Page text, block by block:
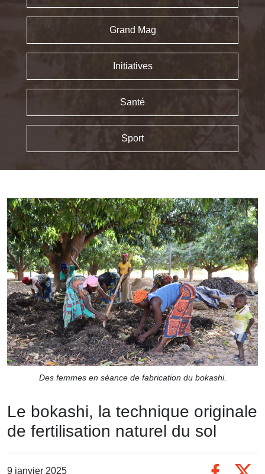
Grand Mag
Initiatives
Santé
Sport
Des femmes en séance de fabrication du bokashi.
Le bokashi, la technique originale
de fertilisation naturel du sol
9 janvier 2025